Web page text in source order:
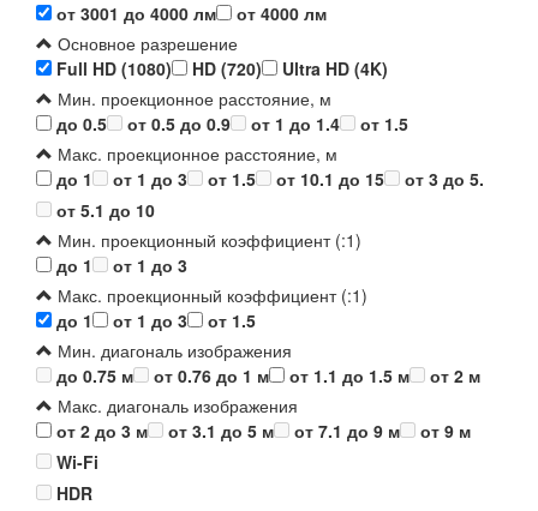
от 3001 до 4000 лм
от 4000 лм
Основное разрешение
Full HD (1080)
HD (720)
Ultra HD (4K)
Мин. проекционное расстояние, м
до 0.5
от 0.5 до 0.9 от 1 до 1.4
от 1.5
Макс. проекционное расстояние, м
до 1
от 1 до 3 от 1.5 от 10.1 до 15
от 3 до 5.
от 5.1 до 10
Мин. проекционный коэффициент (:1)
до 1
от 1 до 3
Макс. проекционный коэффициент (:1)
до 1
от 1 до 3
от 1.5
Мин. диагональ изображения
до 0.75 м
от 0.76 до 1 м от 1.1 до 1.5 м
от 2 м
Макс. диагональ изображения
от 2 до 3 м
от 3.1 до 5 м от 7.1 до 9 м
от 9 м
Wi-Fi
HDR